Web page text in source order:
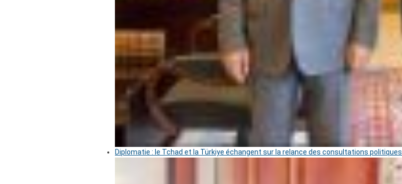
Diplomatie : le Tchad et la Türkiye échangent sur la relance des consultations politiques